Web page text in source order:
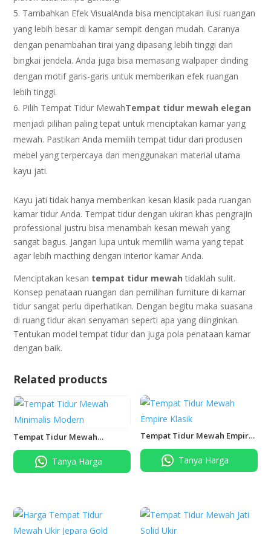
Tambahkan Efek VisualAnda bisa menciptakan ilusi ruangan
yang lebih besar di kamar sempit dengan mudah. Caranya
dengan penambahan tirai yang dipasang lebih tinggi dari
bingkai jendela. Anda juga bisa memasang walpaper dinding
dengan motif garis-garis untuk memberikan efek ruangan
lebih tinggi.
Pilih Tempat Tidur MewahTempat tidur mewah elegan
menjadi pilihan paling tepat untuk menciptakan kamar yang
mewah. Pastikan Anda memilih tempat tidur dari produsen
mebel yang terpercaya dan menggunakan material utama
kayu jati.
Kayu jati tidak hanya memberikan kesan klasik pada ruangan
kamar tidur Anda. Tempat tidur dengan ukiran khas pengrajin
professional justru bisa menambah kesan mewah yang
sangat bagus. Jangan lupa untuk memilih warna yang tepat
agar lebih macthing dengan interior kamar Anda.
Menciptakan kesan tempat tidur mewahtidaklah sulit.
Konsep penataan ruangan dan pemilihan furniture di kamar
tidur sangat perlu diperhatikan. Dengan begitu maka suasana
di ruang tidur akan senyaman seperti apa yang diinginkan.
Tentukan model tempat tidur dan juga pola penataan kamar
dengan baik.
Related products
Tempat Tidur Mewah
Tanya Harga
Tempat Tidur Mewah Empire
Tanya Harga